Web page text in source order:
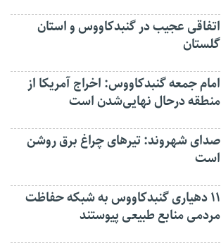
اتفاقی عجیب در‌ گنبدکاووس و استان
گلستان
امام جمعه گنبدکاووس: اخراج آمریکا از
منطقه درحال نهایی‌شدن است
صدای شهروند: تیرهای چراغ برق روشن
است
۱۱ دهیاری گنبدکاووس به شبکه حفاظت
مردمی منابع طبیعی پیوستند